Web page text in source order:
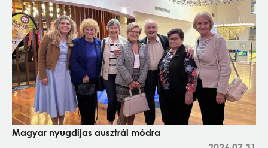
Magyar nyugdíjas ausztrál módra